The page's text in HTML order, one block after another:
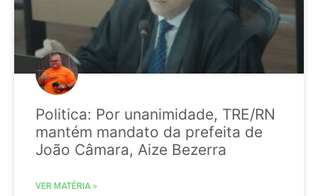
Politica: Por unanimidade, TRE/RN
mantém mandato da prefeita de
João Câmara, Aize Bezerra
VER MATÉRIA »